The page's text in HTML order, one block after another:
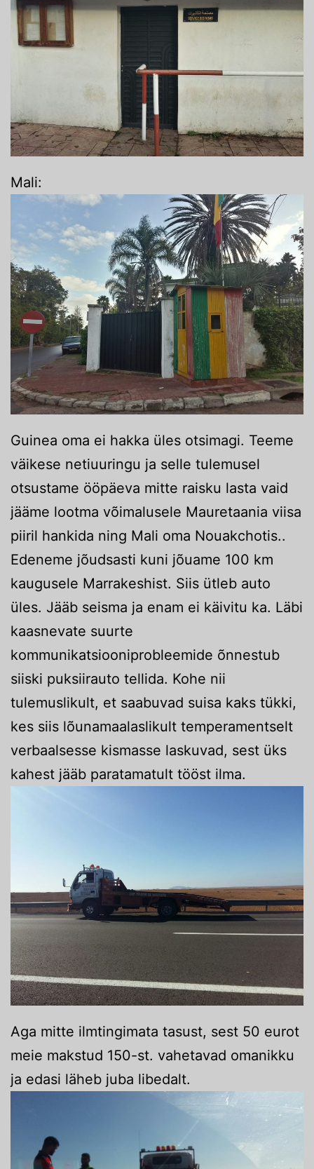
Mali:
Guinea oma ei hakka üles otsimagi. Teeme
väikese netiuuringu ja selle tulemusel
otsustame ööpäeva mitte raisku lasta vaid
jääme lootma võimalusele Mauretaania viisa
piiril hankida ning Mali oma Nouakchotis..
Edeneme jõudsasti kuni jõuame 100 km
kaugusele Marrakeshist. Siis ütleb auto
üles. Jääb seisma ja enam ei käivitu ka. Läbi
kaasnevate suurte
kommunikatsiooniprobleemide õnnestub
siiski puksiirauto tellida. Kohe nii
tulemuslikult, et saabuvad suisa kaks tükki,
kes siis lõunamaalaslikult temperamentselt
verbaalsesse kismasse laskuvad, sest üks
kahest jääb paratamatult tööst ilma.
Aga mitte ilmtingimata tasust, sest 50 eurot
meie makstud 150-st. vahetavad omanikku
ja edasi läheb juba libedalt.